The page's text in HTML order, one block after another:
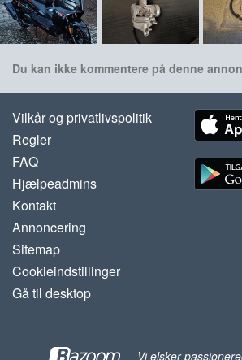
Du kan ikke kommentere på denne
Vilkår og privatlivspolitik
Regler
FAQ
Hjælpeadmins
Kontakt
Annoncering
Sitemap
Cookieindstillinger
Gå til desktop
- Vi elsker